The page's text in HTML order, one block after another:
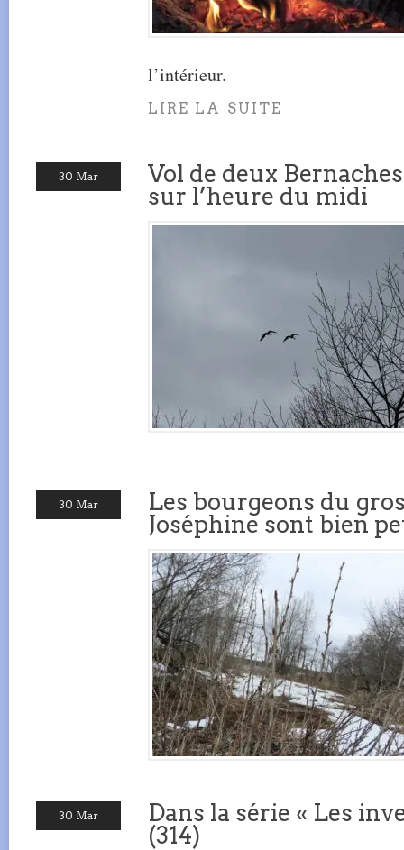
l’intérieur.
LIRE LA SUITE
30 Mar
Vol de deux
sur l’heure du midi
30 Mar
Les bourgeons du
Joséphine sont bien
30 Mar
Dans la série « Les
(314)